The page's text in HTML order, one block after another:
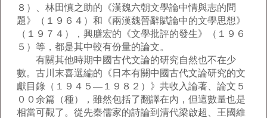
８）、林田慎之助的《漢魏六朝文學論中情與志的問
題》（１９６４）和《兩漢魏晉辭賦論中的文學思想》
（１９７４），興膳宏的《文學批評的發生》（１９６
５）等，都是其中較有份量的論文。
有關其他時期中國古代文論的研究自然也不在少
數。古川末喜選編的《日本有關中國古代文論研究的文
獻目錄（１９４５—１９８２）》共收入論著、論文５
００余篇（種），雖然包括了翻譯在內，但這數量也是
相當可觀了。從先秦儒家的詩論到清代梁啟超、王國維